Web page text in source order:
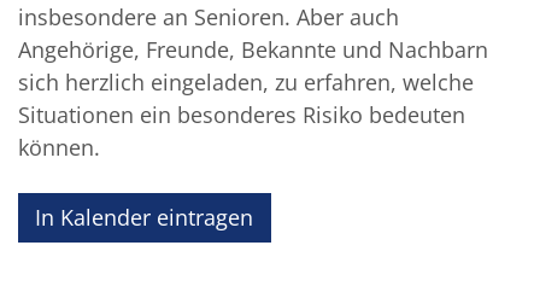
insbesondere an Senioren. Aber auch
Angehörige, Freunde, Bekannte und Nachbarn
sich herzlich eingeladen, zu erfahren, welche
Situationen ein besonderes Risiko bedeuten
können.
In Kalender eintragen